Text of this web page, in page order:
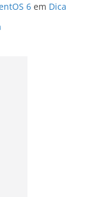
6 em Dica